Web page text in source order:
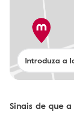
Sinais de que